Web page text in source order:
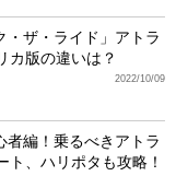
・ザ・ライド」アトラ
カ版の違いは？
2022/10/09
者編！乗るべきアトラ
ト、ハリポタも攻略！